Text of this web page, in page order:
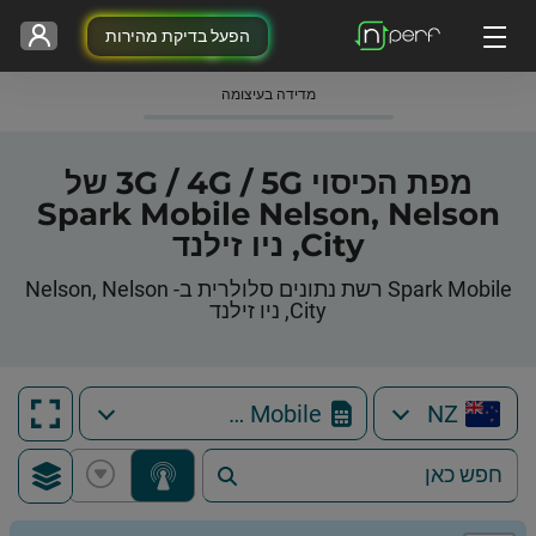
הפעל בדיקת מהירות
מדידה בעיצומה
מפת הכיסוי 3G / 4G / 5G של
Spark Mobile Nelson, Nelson
City, ניו זילנד
Spark Mobile רשת נתונים סלולרית ב- Nelson, Nelson
City, ניו זילנד
NZ
Spark Mobile